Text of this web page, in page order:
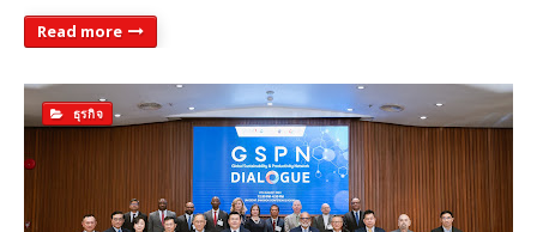
Read more
ธุรกิจ